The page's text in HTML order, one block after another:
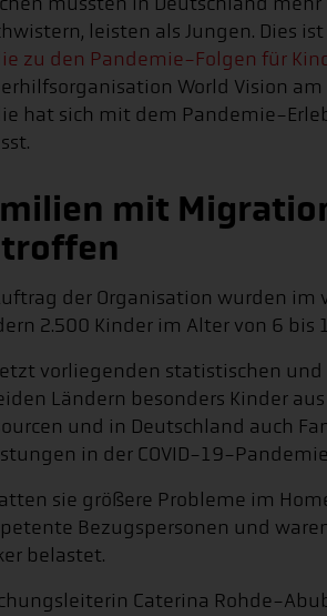
leisten als Jungen. Dies
zu den Pandemie-Folgen für
World Vision
hat sich mit dem Pandemie-
mit
der Organisation wurden im
2.500 Kinder im Alter von 6 bis
vorliegenden statistischen
Ländern besonders Kinder
und in Deutschland auch
in der COVID-19-
sie größere Probleme im
Bezugspersonen und
belastet.
Caterina Rohde-